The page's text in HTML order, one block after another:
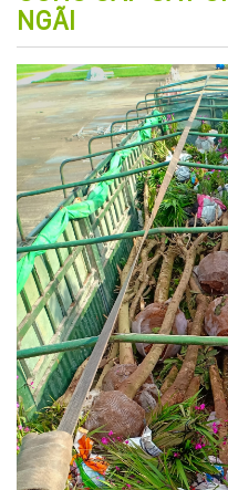
PHẨM
DỊCH
VỤ
KỸ
THUẬT
TRỒNG
CÂY
HÌNH
ẢNH
LIÊN
NGÃI